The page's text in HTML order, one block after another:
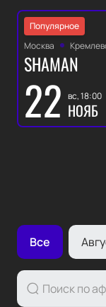
Популярное
Москва
SHAMAN
22 вс, 18:00
НОЯБ
Все